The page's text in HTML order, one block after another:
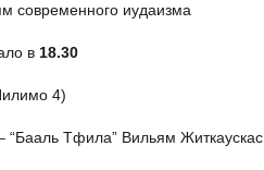
современного иудаизма
в 18.30
4)
“Бааль Тфила” Вильям Житкаускас